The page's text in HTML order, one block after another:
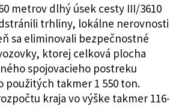
metrov dlhý úsek cesty III/3610
trhliny, lokálne nerovnosti
sa eliminovali bezpečnostné
ktorej celková plocha
spojovacieho postreku
takmer 1 550 ton.
kraja vo výške takmer 116-